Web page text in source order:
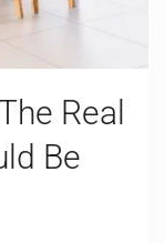
Real
Be